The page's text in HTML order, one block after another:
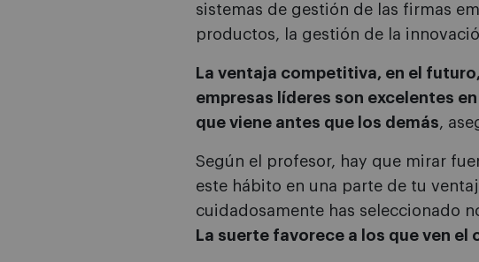
sistemas de gestión de las firmas
productos, la gestión de la
La ventaja competitiva, en el
empresas líderes son excelentes
que viene antes que los demás,
Según el profesor, hay que mirar
este hábito en una parte de tu
cuidadosamente has seleccionado
La suerte favorece a los que ven el